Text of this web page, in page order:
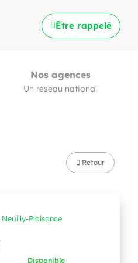
Être rappelé
Nos agences
Un réseau national
Retour
Neuilly-Plaisance
Disponible